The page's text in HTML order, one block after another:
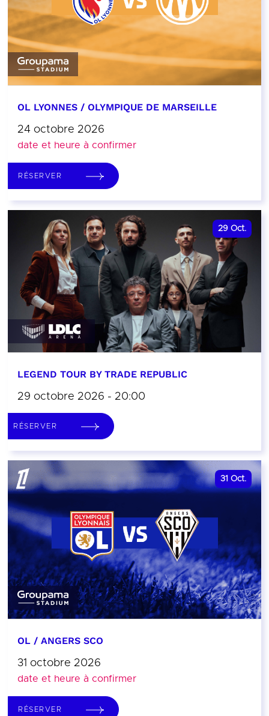
OL LYONNES / OLYMPIQUE DE MARSEILLE
24 octobre 2026
date et heure à confirmer
RÉSERVER
29 Oct.
LEGEND TOUR BY TRADE REPUBLIC
29 octobre 2026 - 20:00
RÉSERVER
31 Oct.
OL / ANGERS SCO
31 octobre 2026
date et heure à confirmer
RÉSERVER